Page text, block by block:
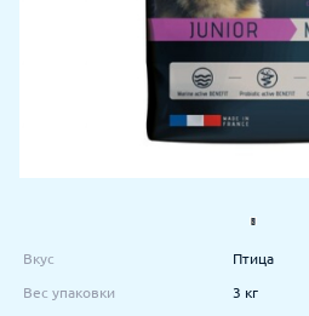
Вкус Птица
Вес упаковки 3 кг